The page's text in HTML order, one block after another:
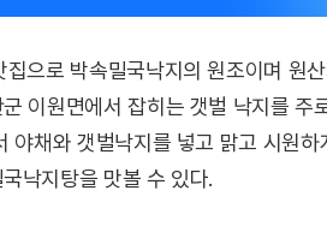
으로 박속밀국낙지의 원조이며 원
이원면에서 잡히는 갯벌 낙지를
채와 갯벌낙지를 넣고 맑고 시원
낙지탕을 맛볼 수 있다.